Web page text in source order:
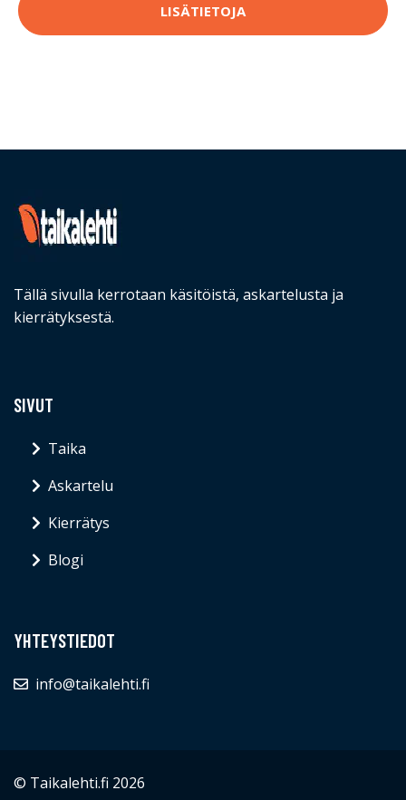
LISÄTIETOJA
Tällä sivulla kerrotaan käsitöistä, askartelusta ja
kierrätyksestä.
SIVUT
Taika
Askartelu
Kierrätys
Blogi
YHTEYSTIEDOT
info@taikalehti.fi
© Taikalehti.fi 2026